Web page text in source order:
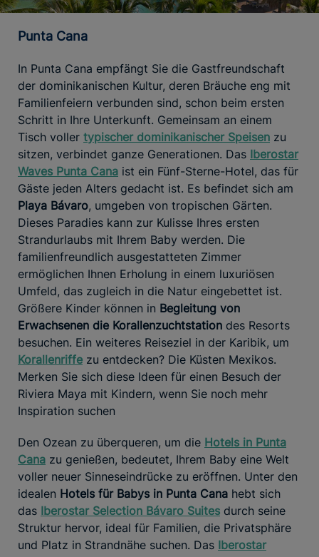
Punta Cana
In Punta Cana empfängt Sie die Gastfreundschaft
der dominikanischen Kultur, deren Bräuche eng mit
Familienfeiern verbunden sind, schon beim ersten
Schritt in Ihre Unterkunft. Gemeinsam an einem
Tisch voller typischer dominikanischer Speisen zu
sitzen, verbindet ganze Generationen. Das Iberostar
Waves Punta Cana ist ein Fünf-Sterne-Hotel, das für
Gäste jeden Alters gedacht ist. Es befindet sich am
Playa Bávaro, umgeben von tropischen Gärten.
Dieses Paradies kann zur Kulisse Ihres ersten
Strandurlaubs mit Ihrem Baby werden. Die
familienfreundlich ausgestatteten Zimmer
ermöglichen Ihnen Erholung in einem luxuriösen
Umfeld, das zugleich in die Natur eingebettet ist.
Größere Kinder können in Begleitung von
Erwachsenen die Korallenzuchtstation des Resorts
besuchen. Ein weiteres Reiseziel in der Karibik, um
Korallenriffe zu entdecken? Die Küsten Mexikos.
Merken Sie sich diese Ideen für einen Besuch der
Riviera Maya mit Kindern, wenn Sie noch mehr
Inspiration suchen
Den Ozean zu überqueren, um die Hotels in Punta
Cana zu genießen, bedeutet, Ihrem Baby eine Welt
voller neuer Sinneseindrücke zu eröffnen. Unter den
idealen Hotels für Babys in Punta Cana hebt sich
das Iberostar Selection Bávaro Suites durch seine
Struktur hervor, ideal für Familien, die Privatsphäre
und Platz in Strandnähe suchen. Das Iberostar